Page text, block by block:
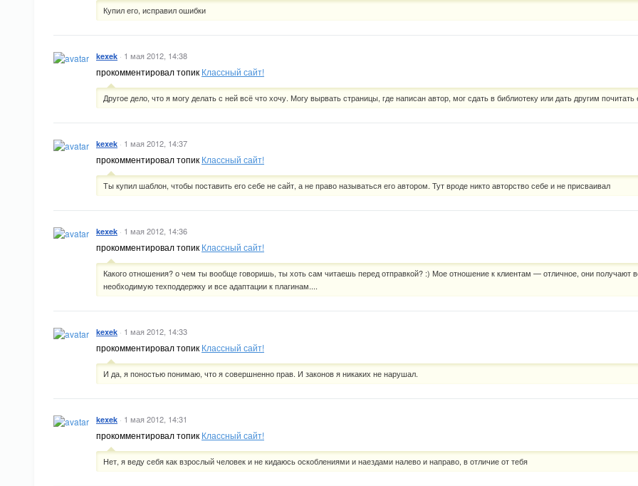
Купил его, исправил ошибки
kexek · 1 мая 2012, 14:38
прокомментировал топик Классный сайт!
Другое дело, что я могу делать с ней всё что хочу. Могу вырвать страницы, где написан автор, мог сдать в библиотеку или дать другим почитать
kexek · 1 мая 2012, 14:37
прокомментировал топик Классный сайт!
Ты купил шаблон, чтобы поставить его себе не сайт, а не право называться его автором. Тут вроде никто авторство себе и не присваивал
kexek · 1 мая 2012, 14:36
прокомментировал топик Классный сайт!
Какого отношения? о чем ты вообще говоришь, ты хоть сам читаешь перед отправкой? :) Мое отношение к клиентам — отличное, они получают
необходимую техподдержку и все адаптации к плагинам....
kexek · 1 мая 2012, 14:33
прокомментировал топик Классный сайт!
И да, я поностью понимаю, что я совершненно прав. И законов я никаких не нарушал.
kexek · 1 мая 2012, 14:31
прокомментировал топик Классный сайт!
Нет, я веду себя как взрослый человек и не кидаюсь оскоблениями и наездами налево и направо, в отличие от тебя